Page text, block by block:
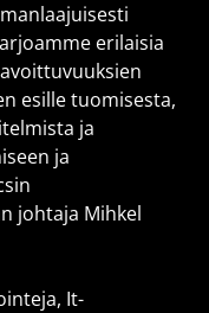
erilaisia
esille tuomisesta,
ja
ja
johtaja Mihkel
It-